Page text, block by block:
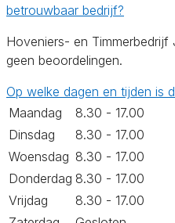
betrouwbaar bedrijf?
Hoveniers- en
geen beoordelingen.
Op welke dagen en tijden is
Maandag
8.30 - 17.00
Dinsdag
8.30 - 17.00
Woensdag 8.30 - 17.00
Donderdag 8.30 - 17.00
Vrijdag
8.30 - 17.00